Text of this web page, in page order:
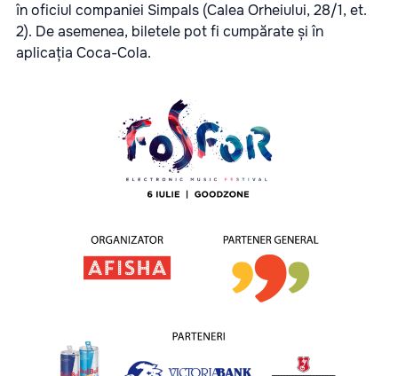
în oficiul companiei Simpals (Calea Orheiului, 28/1, et.
2). De asemenea, biletele pot fi cumpărate și în
aplicația Coca-Cola.